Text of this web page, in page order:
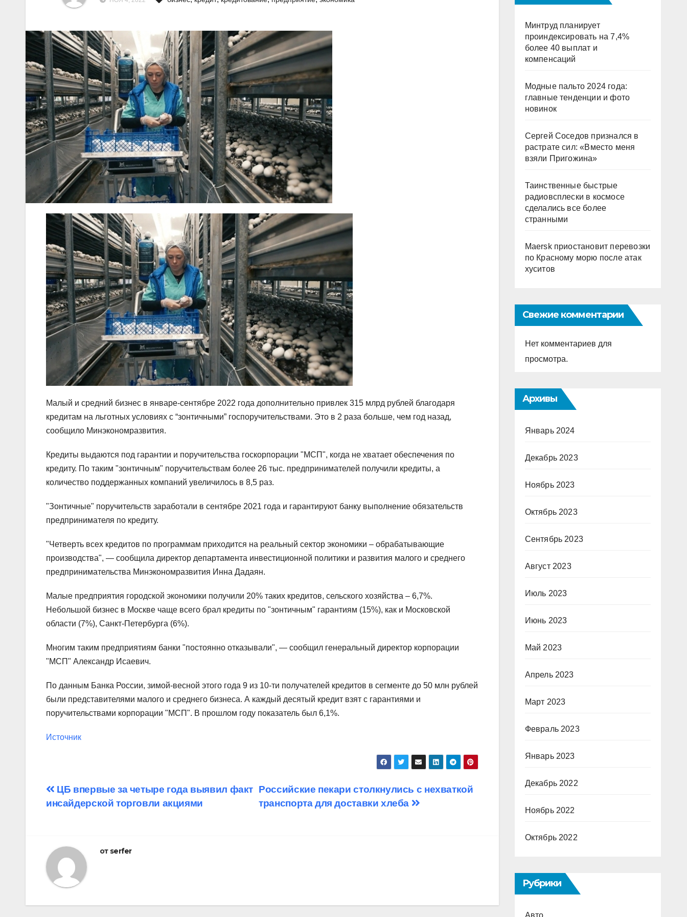
Малый и средний бизнес в январе-сентябре 2022 года дополнительно привлек 315 млрд рублей благодаря
кредитам на льготных условиях с “зонтичными” госпоручительствами. Это в 2 раза больше, чем год назад,
сообщило Минэкономразвития.
Кредиты выдаются под гарантии и поручительства госкорпорации "МСП", когда не хватает обеспечения по
кредиту. По таким "зонтичным" поручительствам более 26 тыс. предпринимателей получили кредиты, а
количество поддержанных компаний увеличилось в 8,5 раз.
"Зонтичные" поручительств заработали в сентябре 2021 года и гарантируют банку выполнение обязательств
предпринимателя по кредиту.
"Четверть всех кредитов по программам приходится на реальный сектор экономики – обрабатывающие
производства", — сообщила директор департамента инвестиционной политики и развития малого и среднего
предпринимательства Минэкономразвития Инна Дадаян.
Малые предприятия городской экономики получили 20% таких кредитов, сельского хозяйства – 6,7%.
Небольшой бизнес в Москве чаще всего брал кредиты по "зонтичным" гарантиям (15%), как и Московской
области (7%), Санкт-Петербурга (6%).
Многим таким предприятиям банки "постоянно отказывали", — сообщил генеральный директор корпорации
"МСП" Александр Исаевич.
По данным Банка России, зимой-весной этого года 9 из 10-ти получателей кредитов в сегменте до 50 млн рублей
были представителями малого и среднего бизнеса. А каждый десятый кредит взят с гарантиями и
поручительствами корпорации "МСП". В прошлом году показатель был 6,1%.
Источник
Навигация
Российские пекари столкнулись с нехваткой
транспорта для доставки хлеба
ЦБ впервые за четыре года выявил факт
инсайдерской торговли акциями
от serfer
Минтруд планирует
проиндексировать на 7,4%
более 40 выплат и
компенсаций
Модные пальто 2024 года:
главные тенденции и фото
новинок
Сергей Соседов признался в
растрате сил: «Вместо меня
взяли Пригожина»
Таинственные быстрые
радиовсплески в космосе
сделались все более
странными
Maersk приостановит перевозки
по Красному морю после атак
хуситов
Свежие комментарии
Нет комментариев для
просмотра.
Архивы
Январь 2024
Декабрь 2023
Ноябрь 2023
Октябрь 2023
Сентябрь 2023
Август 2023
Июль 2023
Июнь 2023
Май 2023
Апрель 2023
Март 2023
Февраль 2023
Январь 2023
Декабрь 2022
Ноябрь 2022
Октябрь 2022
Рубрики
Авто